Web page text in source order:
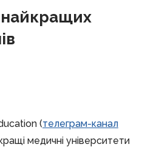
(телеграм-канал
медичні університети